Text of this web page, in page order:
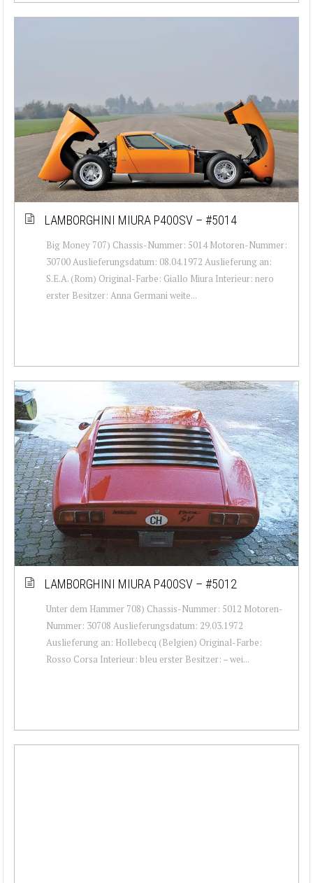
LAMBORGHINI MIURA P400SV – #5014
Big Money 707) Chassis-Nummer: 5014 Motoren-Nummer:
30700 Auslieferungsdatum: 08.04.1972 Auslieferung an:
S.E.A. (Rom) Original-Farbe: Giallo Miura Interieur: nero
erster Besitzer: Anna Germani weite...
LAMBORGHINI MIURA P400SV – #5012
Unter dem Hammer 708) Chassis-Nummer: 5012 Motoren-
Nummer: 30708 Auslieferungsdatum: 29.03.1972
Auslieferung an: Hollebecq (Belgien) Original-Farbe:
Rosso Corsa Interieur: bleu erster Besitzer: – wei...